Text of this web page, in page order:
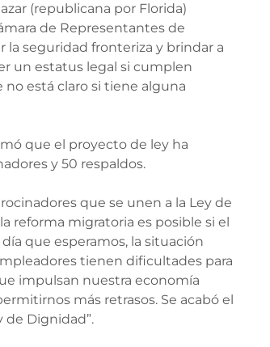
(republicana por Florida)
de Representantes de
la seguridad fronteriza y brindar a
un estatus legal si cumplen
está claro si tiene alguna
que el proyecto de ley ha
y 50 respaldos.
que se unen a la Ley de
reforma migratoria es posible si el
día que esperamos, la situación
tienen dificultades para
impulsan nuestra economía
más retrasos. Se acabó el
de Dignidad”.